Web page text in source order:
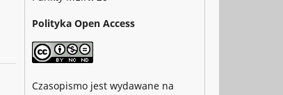
Polityka Open Access
Czasopismo jest wydawane na